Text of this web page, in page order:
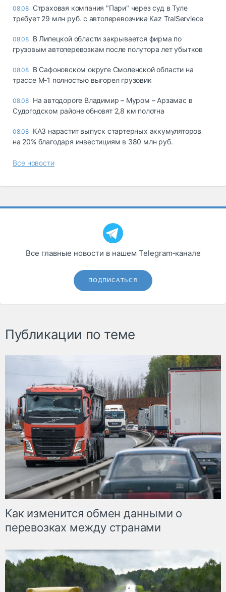
08.08 Страховая компания "Пари" через суд в Туле
требует 29 млн руб. с автоперевозчика Kaz TralServiece
08.08 В Липецкой области закрывается фирма по
грузовым автоперевозкам после полутора лет убытков
08.08 В Сафоновском округе Смоленской области на
трассе М-1 полностью выгорел грузовик
08.08 На автодороге Владимир – Муром – Арзамас в
Судогодском районе обновят 2,8 км полотна
08.08 КАЗ нарастит выпуск стартерных аккумуляторов
на 20% благодаря инвестициям в 380 млн руб.
Все новости
Все главные новости в нашем Telegram‑канале
ПОДПИСАТЬСЯ
Публикации по теме
Как изменится обмен данными о
перевозках между странами